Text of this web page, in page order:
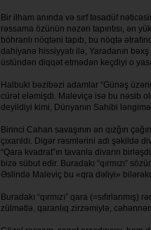
Bir ilham anında və sırf təsadüf
rəssama özünün nəzəri tapın­tı­sı, ən
böhranlı nöqtəni ta­pıb, bu nöqtə
dahiyanə his­siy­yatı ilə, Yaradanın
üs­tün­dən diqqət etmədən keçdiyi o
Halbuki bəzibəzi adamlar “Günəş
cürət eləmişdi. Maleviçə isə bu nəsib
deyildiyi ki­mi, Dünyanın Sahibi
Birinci Cahan savaşının ən qızğın
çıxarıldı. Digər rəsmlə­ri­ni adi şəkildə
“Qara kvad­rat”ın tavanla divarın
bizə sübut edir. Buradakı “qırmızı”
Əslində Maleviç bu «q­ra dəliyi»
Buradakı “qırmızı” qara
zülmətlə, qaranlıq zir­zəmiylə,